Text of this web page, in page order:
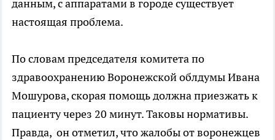
данным, с аппаратами в городе существует
настоящая проблема.
По словам председателя комитета по
здравоохранению Воронежской облдумы Ивана
Мошурова, скорая помощь должна приезжать к
пациенту через 20 минут. Таковы нормативы.
Правда, он отметил, что жалобы от воронежцев